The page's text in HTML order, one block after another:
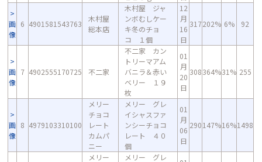
画
像
6 4901581543763
木村屋
総本店
木村屋 ジャ
ンボむしケー
キ冬のチョ
コ １個
12
月
16
日
317202% 6% 92
画
像
7 4902555170725 不二家
不二家 カン
トリーマアム
バニラ＆赤い
ベリー １９
枚
01
月
20
日
308364%31% 255
画
像
8 4979103310100
メリー
チョコ
レート
カムパ
ニー
メリー グレ
イシャスファ
ンシーチョコ
レート ４０
個
01
月
06
日
290147%16%1498
メリー
メリー グレ